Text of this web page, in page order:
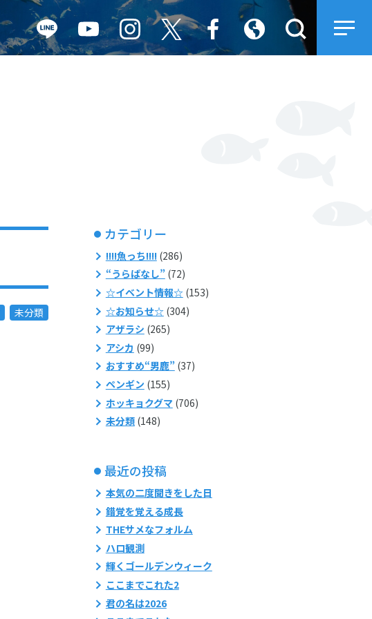
未分類
カテゴリー
!!!!魚っち!!!!(286)
“うらばなし”(72)
☆イベント情報☆(153)
☆お知らせ☆(304)
アザラシ (265)
アシカ (99)
おすすめ“男鹿”(37)
ペンギン (155)
ホッキョクグマ (706)
未分類(148)
最近の投稿
本気の二度聞きをした日
錯覚を覚える成長
THEサメなフォルム
ハロ観測
輝くゴールデンウィーク
ここまでこれた2
君の名は2026